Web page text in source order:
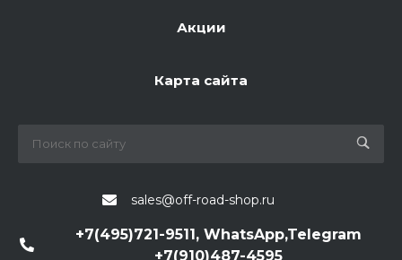
Акции
Карта сайта
sales@off-road-shop.ru
+7(495)721-9511, WhatsApp,Telegram
+7(910)487-4595